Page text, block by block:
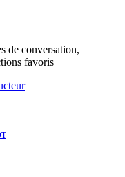
de conversation,
favoris